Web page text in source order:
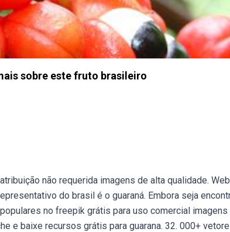
sobre este fruto brasileiro
não requerida imagens de alta qualidade.
do brasil é o guaraná. Embora seja
no freepik grátis para uso comercial imagens
e baixe recursos grátis para guarana. 32. 000+